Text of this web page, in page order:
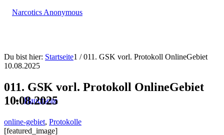
Hauptseite
Du bist hier: Startseite1 / 011. GSK vorl. Protokoll OnlineGebiet
10.08.2025
011. GSK vorl. Protokoll OnlineGebiet
10.08.2025
online-gebiet, Protokolle
[featured_image]